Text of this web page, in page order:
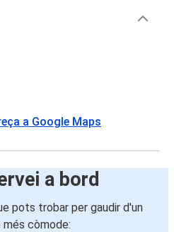
a Google Maps
a bord
pots trobar per gaudir d'un
còmode: